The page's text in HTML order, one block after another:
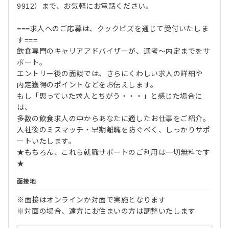
9912）まで、お気軽にお電話ください。
===求人へのご応募は、クックビズを通じて受付いたしま
す===
飲食専門のキャリアアドバイザーが、選考～内定までをサ
ポート。
エントリー後の面談では、さらにくわしい求人の詳細や
内定獲得のポイントなどをお伝えします。
もし「思っていた求人とちがう・・・」と感じた場合に
は、
多数の飲食求人の中からあなたに適したお仕事をご紹介。
入社後のミスマッチ・早期離職を防ぐべく、しっかりサポ
ートいたします。
★もちろん、これら就職サポートのご利用は一切無料です
★
面接地
※面接はオンラインか対面で実施となります
※対面の場合、遠方にお住まいの方は調整いたします